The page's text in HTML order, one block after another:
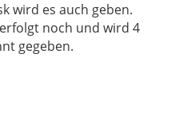
wird es auch geben.
noch und wird 4
gegeben.